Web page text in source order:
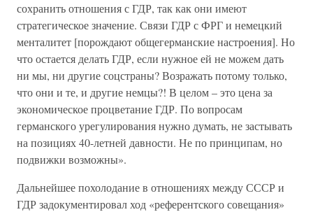
сохранить отношения с ГДР, так как они имеют
стратегическое значение. Связи ГДР с ФРГ и немецкий
менталитет [порождают общегерманские настроения]. Но
что остается делать ГДР, если нужное ей не можем дать
ни мы, ни другие соцстраны? Возражать потому только,
что они и те, и другие немцы?! В целом – это цена за
экономическое процветание ГДР. По вопросам
германского урегулирования нужно думать, не застывать
на позициях 40-летней давности. Не по принципам, но
подвижки возможны».
Дальнейшее похолодание в отношениях между СССР и
ГДР задокументировал ход «референтского совещания»